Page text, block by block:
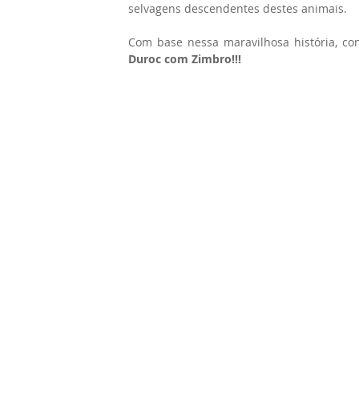
selvagens descendentes destes animais.
Com base nessa maravilhosa história,
Duroc com Zimbro!!!